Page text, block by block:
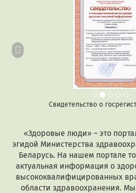
Свидетельство о
«Здоровые люди» – это
эгидой Министерства
Беларусь. На нашем портале
актуальная информация о
высококвалифицированных
области здравоохранения.